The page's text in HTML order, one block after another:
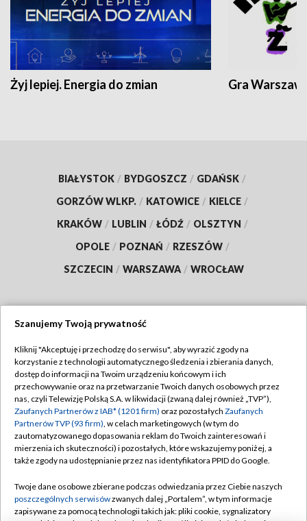
Żyj lepiej. Energia do zmian Gra
BIAŁYSTOK / BYDGOSZCZ / GDAŃSK /
GORZÓW WLKP. / KATOWICE / KIELCE /
KRAKÓW / LUBLIN / ŁÓDŹ / OLSZTYN /
OPOLE / POZNAŃ / RZESZÓW /
SZCZECIN / WARSZAWA / WROCŁAW
TVP
Abonament TVP
Emisja w TVP
Centrum informacji TVP
Naziemna Telewizja Cyfrowa
Rada Programowa
Regulamin TVP
Polityka prywatności
Moje zgody
Pomoc
Kontakt
Szanujemy Twoją prywatność
Kliknij "Akceptuję i przechodzę do serwisu", aby wyrazić zgody na
korzystanie z technologii automatycznego śledzenia i zbierania danych,
dostęp do informacji na Twoim urządzeniu końcowym i ich
przechowywanie oraz na przetwarzanie Twoich danych osobowych przez
nas, czyli Telewizję Polską S.A. w likwidacji (zwaną dalej również „TVP”),
Zaufanych Partnerów z IAB* (1201 firm) oraz pozostałych Zaufanych
Partnerów TVP (93 firm), w celach marketingowych (w tym do
zautomatyzowanego dopasowania reklam do Twoich zainteresowań i
mierzenia ich skuteczności) i pozostałych, które wskazujemy poniżej, a
także zgody na udostępnianie przez nas identyfikatora PPID do Google.
Twoje dane osobowe zbierane podczas odwiedzania przez Ciebie naszych
poszczególnych serwisówzwanych dalej „Portalem”, w tym informacje
zapisywane za pomocą technologii takich jak: pliki cookie, sygnalizatory